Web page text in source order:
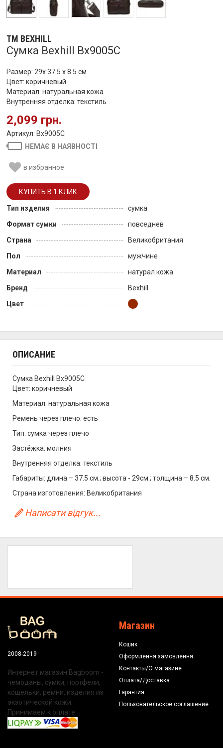
ТМ BEXHILL
Сумка Bexhill Bx9005C
Размер: 29х 37.5 х 8.5 см
Цвет: коричневый
Материал: натуральная кожа
Внутренняя отделка: текстиль
2,099 грн.
Артикул: Bx9005C
НЕМАЄ В НАЯВНОСТІ
в избранное
Тип изделия
сумка
Формат сумки
повседнев
Страна
Великобритания
Пол
мужчине
Материал
натурал кожа
Бренд
Bexhill
Цвет
ОПИСАНИЕ
Сумка Bexhill Bx9005C
Цвет: коричневый
Материал: натуральная кожа
Ремень через плечо: есть
Тип: сумка через плечо
Застёжка: молния
Внутренняя отделка: текстиль
Габариты: длина – 37.5 см.; высота - 29см.; толщина – 8.5 см.
Страна изготовления: Великобритания
Написати відгук...
2008-2019
Интернет магазин Bagboom -
чемоданы, сумки, портфели,
кошельки, ремни, изделия из
экзотической кожи.
Принимаем к оплате:
Магазин
Кошик
Оформлення замовлення
Контакты/О магазине
Оплата/Доставка
Гарантия
Пользовательское соглашение